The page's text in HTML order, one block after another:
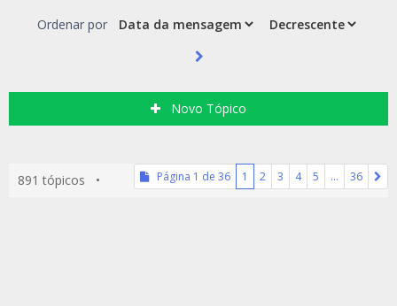
Ordenar por
Novo Tópico
891 tópicos • Página 1 de 36 1 2 3 4 5 … 36